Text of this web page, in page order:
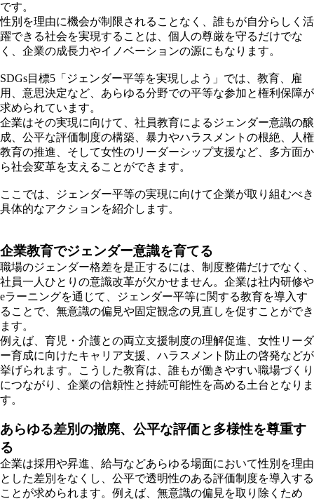
です。
性別を理由に機会が制限されることなく、誰もが自分らしく活
躍できる社会を実現することは、個人の尊厳を守るだけでな
く、企業の成長力やイノベーションの源にもなります。
SDGs目標5「ジェンダー平等を実現しよう」では、教育、雇
用、意思決定など、あらゆる分野での平等な参加と権利保障が
求められています。
企業はその実現に向けて、社員教育によるジェンダー意識の醸
成、公平な評価制度の構築、暴力やハラスメントの根絶、人権
教育の推進、そして女性のリーダーシップ支援など、多方面か
ら社会変革を支えることができます。
ここでは、ジェンダー平等の実現に向けて企業が取り組むべき
具体的なアクションを紹介します。
企業教育でジェンダー意識を育てる
職場のジェンダー格差を是正するには、制度整備だけでなく、
社員一人ひとりの意識改革が欠かせません。企業は社内研修や
eラーニングを通じて、ジェンダー平等に関する教育を導入す
ることで、無意識の偏見や固定観念の見直しを促すことができ
ます。
例えば、育児・介護との両立支援制度の理解促進、女性リーダ
ー育成に向けたキャリア支援、ハラスメント防止の啓発などが
挙げられます。こうした教育は、誰もが働きやすい職場づくり
につながり、企業の信頼性と持続可能性を高める土台となりま
す。
あらゆる差別の撤廃、公平な評価と多様性を尊重す
る
企業は採用や昇進、給与などあらゆる場面において性別を理由
とした差別をなくし、公平で透明性のある評価制度を導入する
ことが求められます。例えば、無意識の偏見を取り除くため